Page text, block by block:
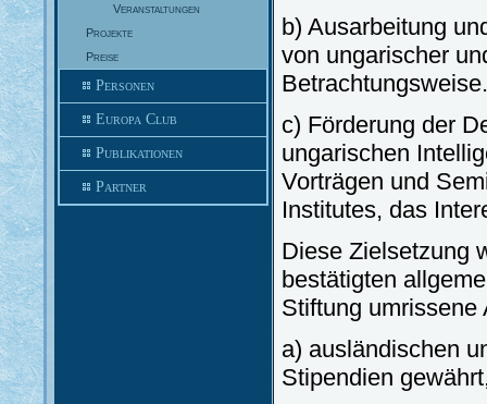
Veranstaltungen
Projekte
Preise
Personen
Europa Club
Publikationen
Partner
b) Ausarbeitung
von ungarischer
Betrachtungsweise.
c) Förderung der
ungarischen
Vorträgen und
Institutes, das
Diese Zielsetzung
bestätigten
Stiftung umrissene
a) ausländischen
Stipendien